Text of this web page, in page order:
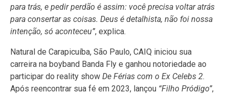
para trás, e pedir perdão é assim: você precisa voltar atrás
para consertar as coisas. Deus é detalhista, não foi nossa
intenção, só aconteceu”, explica.
Natural de Carapicuíba, São Paulo, CAIQ iniciou sua
carreira na boyband Banda Fly e ganhou notoriedade ao
participar do reality show De Férias com o Ex Celebs 2.
Após reencontrar sua fé em 2023, lançou “Filho Pródigo”,